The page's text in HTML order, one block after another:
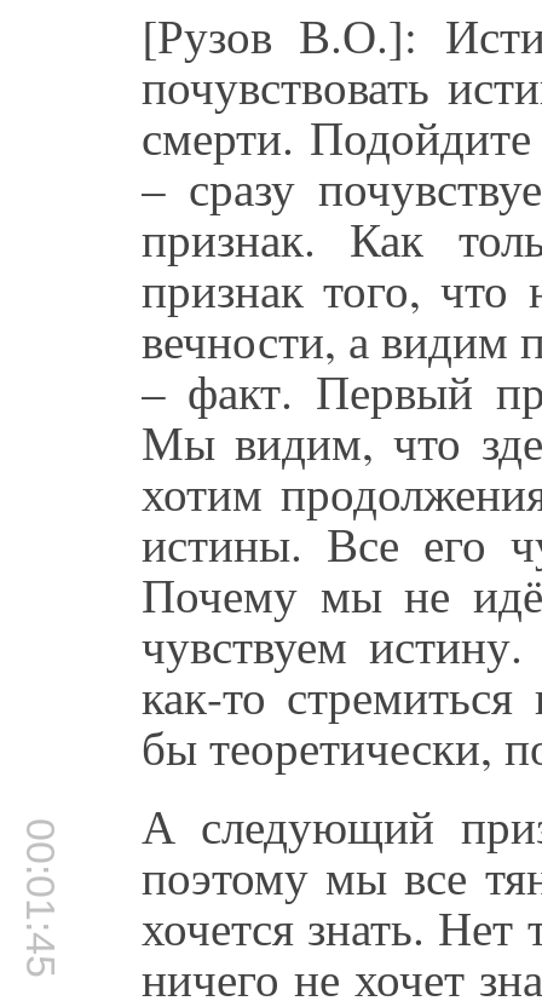
[Рузов В.О.]:
почувствовать
смерти.
– сразу
признак. Как
признак того,
вечности, а видим
– факт. Первый
Мы видим, что
хотим
истины. Все его
Почему мы не
чувствуем
как-то
бы теоретически,
00:01:45 А следующий
поэтому мы все
хочется знать. Нет
ничего не хочет